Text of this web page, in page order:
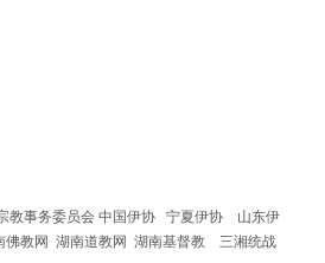
教事务委员会中国伊协 宁夏伊协
山东伊
佛教网 湖南道教网 湖南基督教 三湘统战